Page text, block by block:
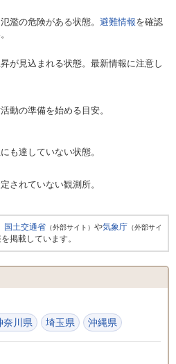
濫の危険がある状態。 避難情報を確認
が見込まれる状態。最新情報に注意し
動の準備を始める目安。
も達していない状態。
されていない観測所。
国土交通省 （外部サイト） や気象庁 （外部サイ
掲載しています。
奈川県 埼玉県 沖縄県